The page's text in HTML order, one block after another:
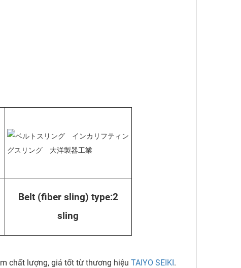
Belt (fiber sling) type:2
sling
chất lượng, giá tốt từ thương hiệu TAIYO SEIKI.